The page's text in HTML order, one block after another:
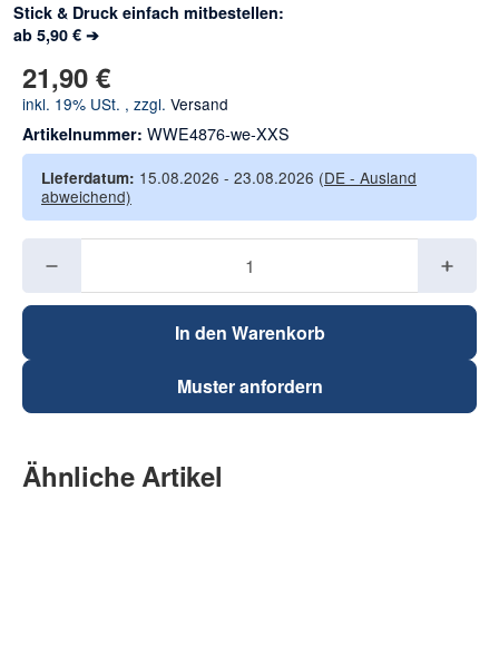
Stick & Druck einfach mitbestellen:
ab 5,90 € ➔
21,90 €
inkl. 19% USt. , zzgl. Versand
Artikelnummer: WWE4876-we-XXS
Lieferdatum: 15.08.2026 - 23.08.2026 (DE - Ausland
abweichend)
In den Warenkorb
Muster anfordern
Ähnliche Artikel